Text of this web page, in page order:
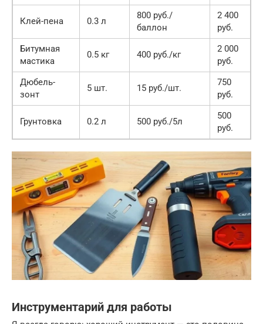
Клей-пена 0.3 л
800 руб./
баллон
2 400
руб.
Битумная
мастика
0.5 кг 400 руб./кг
2 000
руб.
Дюбель-
зонт
5 шт. 15 руб./шт.
750
руб.
Грунтовка 0.2 л 500 руб./5л
500
руб.
Инструментарий для работы